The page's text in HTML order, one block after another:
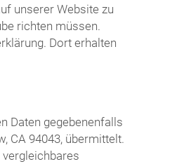
unserer Website zu
richten müssen.
Dort erhalten
Daten gegebenenfalls
CA 94043, übermittelt.
vergleichbares